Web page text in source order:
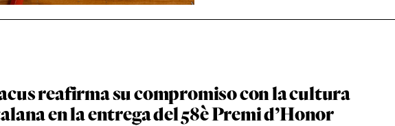
reafirma su compromiso con la cultura
en la entrega del 58è Premi d’Honor